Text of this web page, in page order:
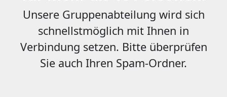
Unsere Gruppenabteilung wird sich
schnellstmöglich mit Ihnen in
Verbindung setzen. Bitte überprüfen
Sie auch Ihren Spam-Ordner.